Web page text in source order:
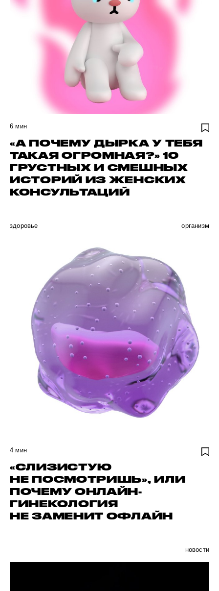
6 мин
«А ПОЧЕМУ ДЫРКА У ТЕБЯ
ТАКАЯ ОГРОМНАЯ?» 10
ГРУСТНЫХ И СМЕШНЫХ
ИСТОРИЙ ИЗ ЖЕНСКИХ
КОНСУЛЬТАЦИЙ
здоровье организм
4 мин
«СЛИЗИСТУЮ
НЕ ПОСМОТРИШЬ», ИЛИ
ПОЧЕМУ ОНЛАЙН-
ГИНЕКОЛОГИЯ
НЕ ЗАМЕНИТ ОФЛАЙН
новости